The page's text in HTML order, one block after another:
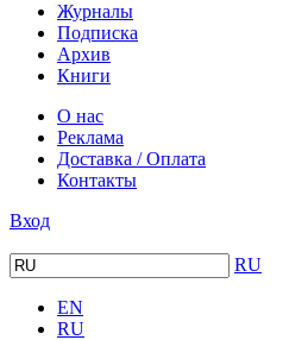
Журналы
Подписка
Архив
Книги
О нас
Реклама
Доставка / Оплата
Контакты
Вход
RU
EN
RU